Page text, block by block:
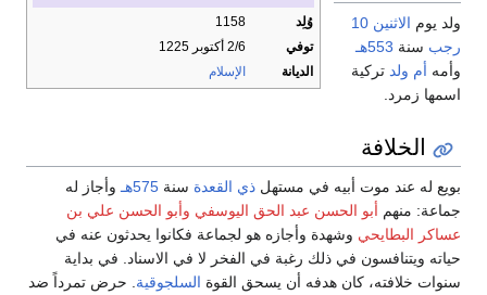
وُلِد
1158
توفي
2/6 أكتوبر 1225
الديانة
الإسلام
ولد يوم الاثنين 10
رجب سنة 553هـ
وأمه أم ولد تركية
اسمها زمرد.
الخلافة
بويع له عند موت أبيه في مستهل ذي القعدة سنة 575هـ
وأجاز له
جماعة: منهم أبو الحسن عبد الحق اليوسفي وأبو الحسن علي بن
عساكر البطايحي وشهدة وأجازه هو لجماعة فكانوا يحدثون عنه في
حياته ويتنافسون في ذلك رغبة في الفخر لا في الاسناد. في بداية
سنوات خلافته، كان هدفه أن يسحق القوة السلجوقية . حرض تمرداً ضد